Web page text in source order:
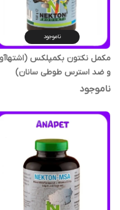
ناموجود
مکمل نکتون بکمپلکس
و ضد استرس طوطی سانان)
ناموجود